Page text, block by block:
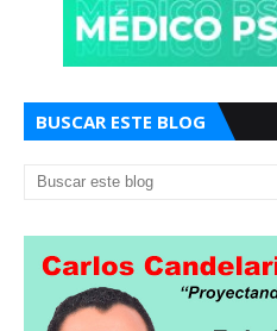
BUSCAR ESTE BLOG